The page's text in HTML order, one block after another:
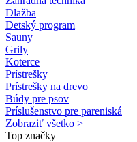
Dlažba
Detský program
Sauny
Grily
Koterce
Prístrešky
Prístrešky na drevo
Búdy pre psov
Príslušenstvo pre pareniská
Zobraziť všetko >
Top značky